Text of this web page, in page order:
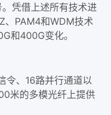
凭借上述所有技术进
、PAM4和WDM技术
和400G变化。
令、16路并行通道以
的多模光纤上提供